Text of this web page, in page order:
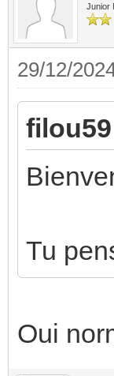
Junior
29/12/
Tu
Oui